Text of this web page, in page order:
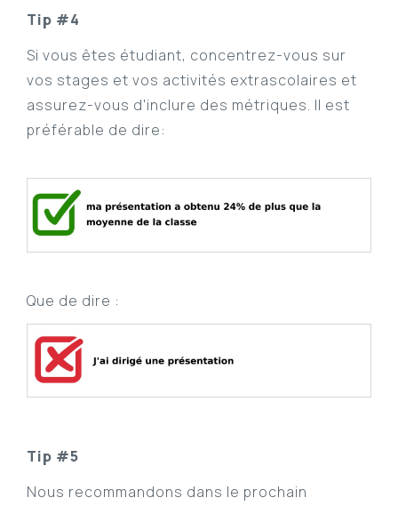
Tip #4
Si vous êtes étudiant, concentrez-vous sur
vos stages et vos activités extrascolaires et
assurez-vous d'inclure des métriques. Il est
préférable de dire:
Que de dire :
Tip #5
Nous recommandons dans le prochain